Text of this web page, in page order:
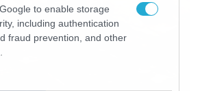
to enable storage
including authentication
fraud prevention, and other